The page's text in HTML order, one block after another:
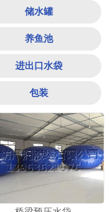
储水罐
养鱼池
进出口水袋
包装